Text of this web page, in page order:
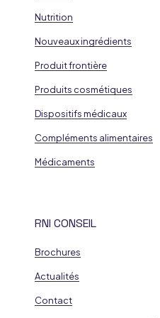
Nutrition
Nouveaux ingrédients
Produit frontière
Produits cosmétiques
Dispositifs médicaux
Compléments alimentaires
Médicaments
RNI CONSEIL
Brochures
Actualités
Contact